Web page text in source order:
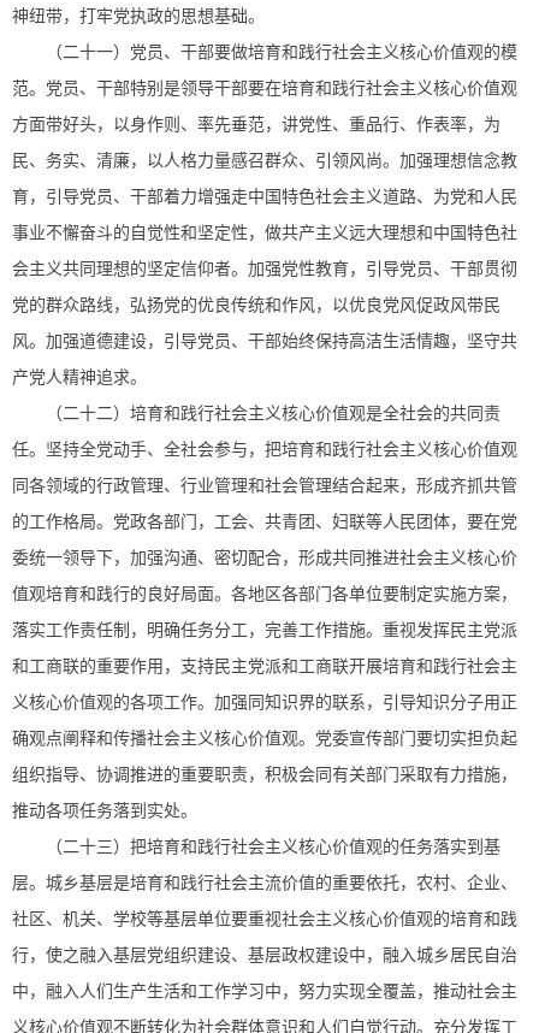
神纽带，打牢党执政的思想基础。
（二十一）党员、干部要做培育和践行社会主义核心价值观的模
范。党员、干部特别是领导干部要在培育和践行社会主义核心价值观
方面带好头，以身作则、率先垂范，讲党性、重品行、作表率，为
民、务实、清廉，以人格力量感召群众、引领风尚。加强理想信念教
育，引导党员、干部着力增强走中国特色社会主义道路、为党和人民
事业不懈奋斗的自觉性和坚定性，做共产主义远大理想和中国特色社
会主义共同理想的坚定信仰者。加强党性教育，引导党员、干部贯彻
党的群众路线，弘扬党的优良传统和作风，以优良党风促政风带民
风。加强道德建设，引导党员、干部始终保持高洁生活情趣，坚守共
产党人精神追求。
（二十二）培育和践行社会主义核心价值观是全社会的共同责
任。坚持全党动手、全社会参与，把培育和践行社会主义核心价值观
同各领域的行政管理、行业管理和社会管理结合起来，形成齐抓共管
的工作格局。党政各部门，工会、共青团、妇联等人民团体，要在党
委统一领导下，加强沟通、密切配合，形成共同推进社会主义核心价
值观培育和践行的良好局面。各地区各部门各单位要制定实施方案，
落实工作责任制，明确任务分工，完善工作措施。重视发挥民主党派
和工商联的重要作用，支持民主党派和工商联开展培育和践行社会主
义核心价值观的各项工作。加强同知识界的联系，引导知识分子用正
确观点阐释和传播社会主义核心价值观。党委宣传部门要切实担负起
组织指导、协调推进的重要职责，积极会同有关部门采取有力措施，
推动各项任务落到实处。
（二十三）把培育和践行社会主义核心价值观的任务落实到基
层。城乡基层是培育和践行社会主流价值的重要依托，农村、企业、
社区、机关、学校等基层单位要重视社会主义核心价值观的培育和践
行，使之融入基层党组织建设、基层政权建设中，融入城乡居民自治
中，融入人们生产生活和工作学习中，努力实现全覆盖，推动社会主
义核心价值观不断转化为社会群体意识和人们自觉行动。充分发挥工